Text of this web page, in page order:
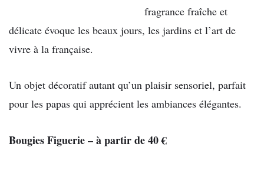
fragrance fraîche et
délicate évoque les beaux jours, les jardins et l’art de
vivre à la française.
Un objet décoratif autant qu’un plaisir sensoriel, parfait
pour les papas qui apprécient les ambiances élégantes.
Bougies Figuerie – à partir de 40 €